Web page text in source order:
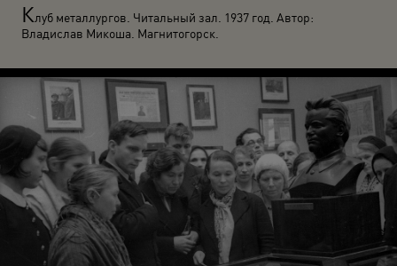
Клуб металлургов. Читальный зал. 1937 год. Автор:
Владислав Микоша. Магнитогорск.